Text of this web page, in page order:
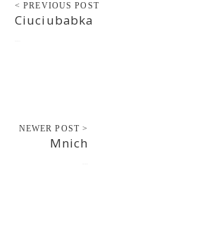
< PREVIOUS POST
Ciuciubabka
NEWER POST >
Mnich